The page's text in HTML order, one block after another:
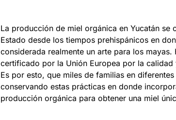
La producción de miel orgánica en Yucatán
Estado desde los tiempos prehispánicos en
considerada realmente un arte para los
certificado por la Unión Europea por la
Es por esto, que miles de familias en
conservando estas prácticas en donde
producción orgánica para obtener una miel